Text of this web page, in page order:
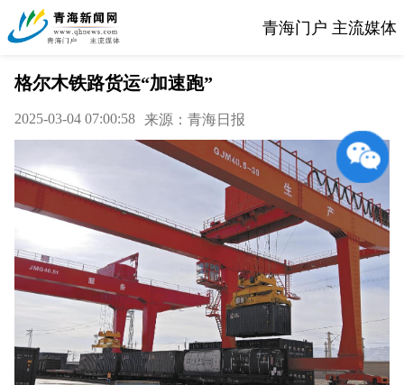
青海门户 主流媒体
格尔木铁路货运“加速跑”
2025-03-04 07:00:58 来源：青海日报